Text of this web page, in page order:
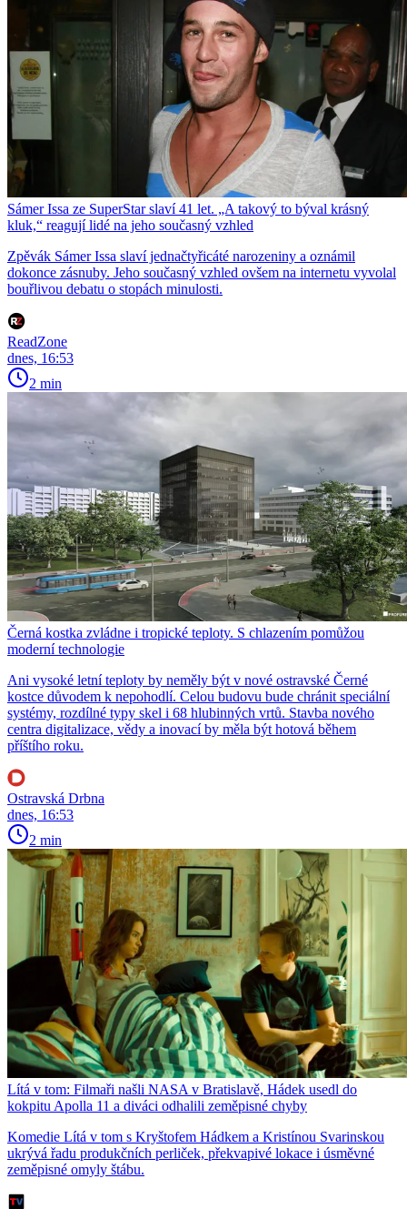
Sámer Issa ze SuperStar slaví 41 let. „A takový to býval krásný
kluk,“ reagují lidé na jeho současný vzhled
Zpěvák Sámer Issa slaví jednačtyřicáté narozeniny a oznámil
dokonce zásnuby. Jeho současný vzhled ovšem na internetu vyvolal
bouřlivou debatu o stopách minulosti.
ReadZone
dnes, 16:53
2 min
Černá kostka zvládne i tropické teploty. S chlazením pomůžou
moderní technologie
Ani vysoké letní teploty by neměly být v nové ostravské Černé
kostce důvodem k nepohodlí. Celou budovu bude chránit speciální
systémy, rozdílné typy skel i 68 hlubinných vrtů. Stavba nového
centra digitalizace, vědy a inovací by měla být hotová během
příštího roku.
Ostravská Drbna
dnes, 16:53
2 min
Lítá v tom: Filmaři našli NASA v Bratislavě, Hádek usedl do
kokpitu Apolla 11 a diváci odhalili zeměpisné chyby
Komedie Lítá v tom s Kryštofem Hádkem a Kristínou Svarinskou
ukrývá řadu produkčních perliček, překvapivé lokace i úsměvné
zeměpisné omyly štábu.